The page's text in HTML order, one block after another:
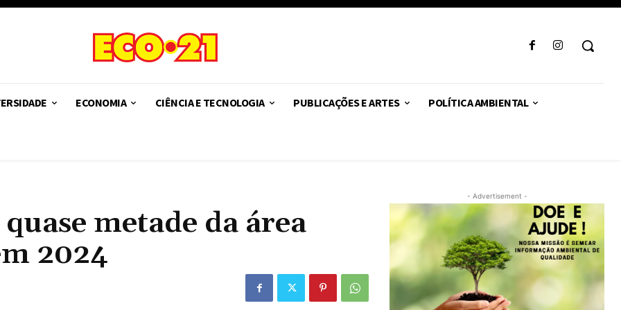
ECONOMIA CIÊNCIA E TECNOLOGIA PUBLICAÇÕES E ARTES POLÍTICA AMBIENTAL
metade da área
2024
- Advertisement -